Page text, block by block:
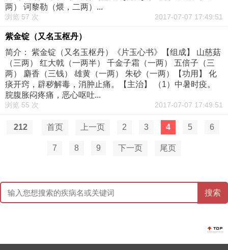
两） 诃黎勒（煨，二两）...
浏览 57 次 2017-07-07 17:49:51
紫金锭（又名玉枢丹）
简介： 紫金锭（又名玉枢丹）《片玉心书》【组成】 山慈菇
（三两） 红大戟（一两半） 千金子霜（一两） 五倍子（三
两） 麝香（三钱） 雄黄（一两） 朱砂（一两）【功用】 化
痰开窍，辟秽解毒，消肿止痛。【主治】 （1）中暑时疫。
脘腹胀闷疼痛，恶心呕吐...
浏览 55 次 2017-07-07 17:49:51
212 首页 上一页 2 3 4 5 6
7 8 9 下一页 尾页